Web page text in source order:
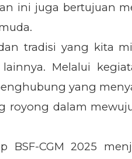
ini juga bertujuan
tradisi yang kita
lainnya. Melalui
yang
royong dalam
BSF-CGM 2025